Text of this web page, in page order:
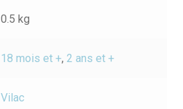
0.5 kg
18 mois et +,2 ans et +
Vilac